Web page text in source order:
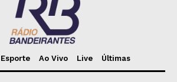
Esporte Ao Vivo Live Últimas